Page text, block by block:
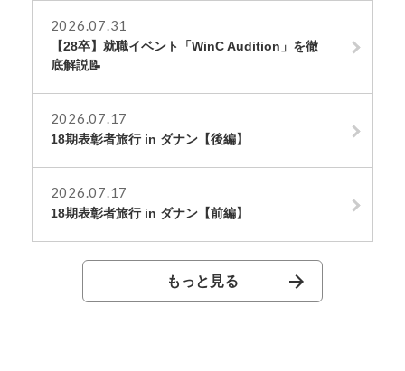
2026.07.31
【28卒】就職イベント「WinC Audition」を徹
底解説📝
2026.07.17
18期表彰者旅行 in ダナン【後編】
2026.07.17
18期表彰者旅行 in ダナン【前編】
もっと見る